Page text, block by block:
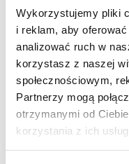
Wykorzystujemy pliki
i reklam, aby
analizować ruch w
korzystasz z naszej
społecznościowym,
Partnerzy mogą
otrzymanymi od
korzystania z ich usług.